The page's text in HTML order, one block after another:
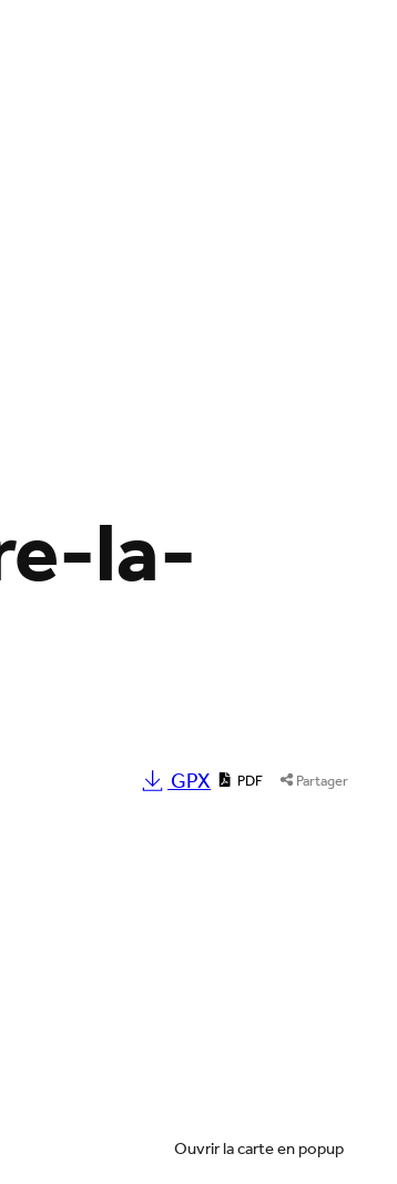
la-
GPX PDF Partager
Ouvrir la carte en popup